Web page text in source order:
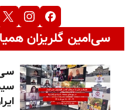
سی‌امین گلریزان